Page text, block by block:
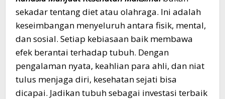
sekadar tentang diet atau olahraga. Ini adalah
keseimbangan menyeluruh antara fisik, mental,
dan sosial. Setiap kebiasaan baik membawa
efek berantai terhadap tubuh. Dengan
pengalaman nyata, keahlian para ahli, dan niat
tulus menjaga diri, kesehatan sejati bisa
dicapai. Jadikan tubuh sebagai investasi terbaik